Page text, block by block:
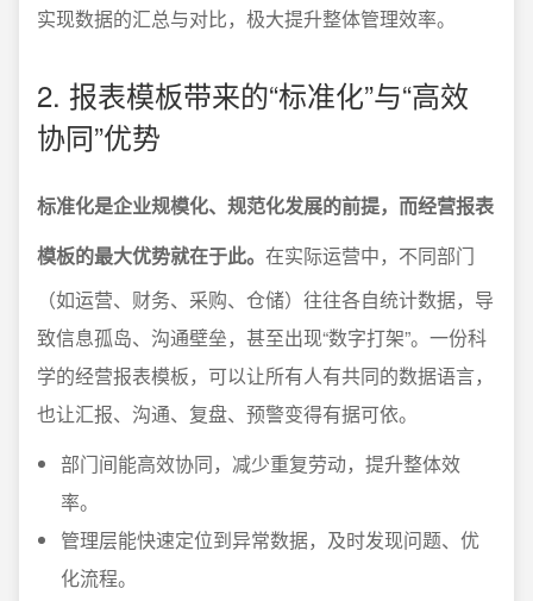
实现数据的汇总与对比，极大提升整体管理效率。
2. 报表模板带来的“标准化”与“高效
协同”优势
标准化是企业规模化、规范化发展的前提，而经营报表
模板的最大优势就在于此。 在实际运营中，不同部门
（如运营、财务、采购、仓储）往往各自统计数据，导
致信息孤岛、沟通壁垒，甚至出现“数字打架”。一份科
学的经营报表模板，可以让所有人有共同的数据语言，
也让汇报、沟通、复盘、预警变得有据可依。
部门间能高效协同，减少重复劳动，提升整体效
率。
管理层能快速定位到异常数据，及时发现问题、优
化流程。